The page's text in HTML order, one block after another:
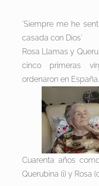
´Siempre me he
casada con Dios´
Rosa Llamas y
cinco primeras
ordenaron en España.
Cuarenta años
Querubina (i) y Rosa